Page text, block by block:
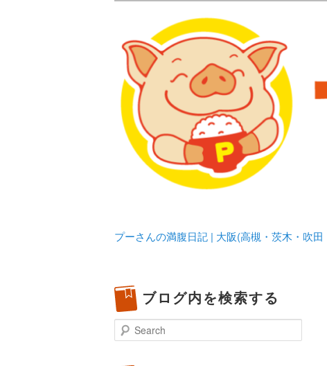
プーさんの満腹
豊中・箕面)の
化してます。
プーさんの満腹日記 | 大阪(高槻・茨木・吹
ブログ内を検索する
Search